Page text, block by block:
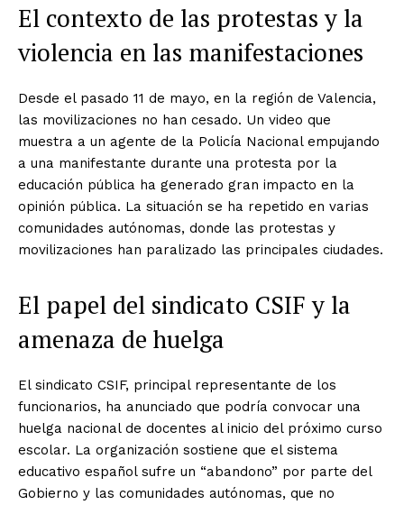
El contexto de las protestas y la
violencia en las manifestaciones
Desde el pasado 11 de mayo, en la región de Valencia,
las movilizaciones no han cesado. Un video que
muestra a un agente de la Policía Nacional empujando
a una manifestante durante una protesta por la
educación pública ha generado gran impacto en la
opinión pública. La situación se ha repetido en varias
comunidades autónomas, donde las protestas y
movilizaciones han paralizado las principales ciudades.
El papel del sindicato CSIF y la
amenaza de huelga
El sindicato CSIF, principal representante de los
funcionarios, ha anunciado que podría convocar una
huelga nacional de docentes al inicio del próximo curso
escolar. La organización sostiene que el sistema
educativo español sufre un “abandono” por parte del
Gobierno y las comunidades autónomas, que no